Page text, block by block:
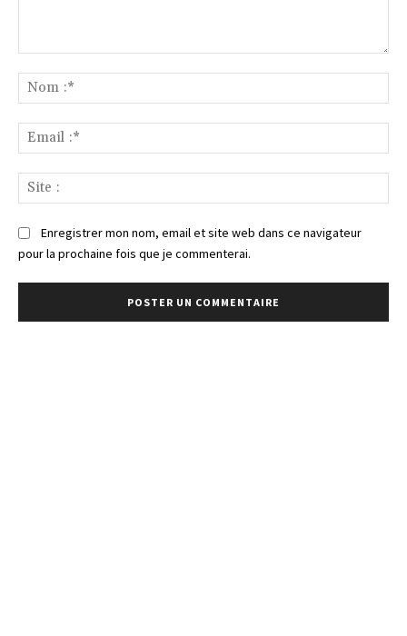
:*
:*
:
Enregistrer mon nom, email et site web dans ce navigateur
pour la prochaine fois que je commenterai.